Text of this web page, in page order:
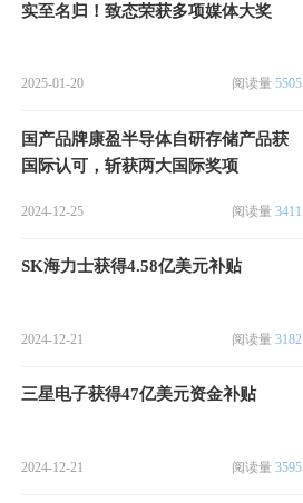
实至名归！致态荣获多项媒体大奖
2025-01-20 阅读量 5505
国产品牌康盈半导体自研存储产品获
国际认可，斩获两大国际奖项
2024-12-25 阅读量 3411
SK海力士获得4.58亿美元补贴
2024-12-21 阅读量 3182
三星电子获得47亿美元资金补贴
2024-12-21 阅读量 3595